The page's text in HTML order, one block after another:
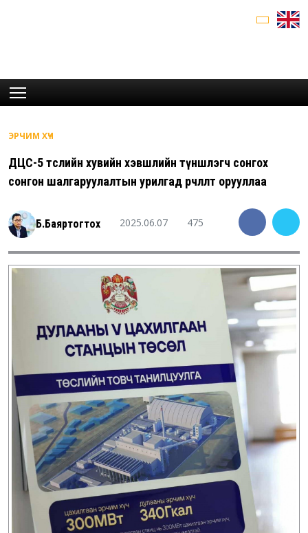
ЭРЧИМ ХҮЧ
ДЦС-5 төслийн хувийн хэвшлийн түншлэгч сонгох
сонгон шалгаруулалтын урилгад өөрчлөлт орууллаа
Б.Баяртогтох 2025.06.07 475